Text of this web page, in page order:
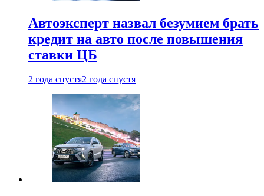
Автоэксперт назвал безумием брать
кредит на авто после повышения
ставки ЦБ
2 года спустя2 года спустя